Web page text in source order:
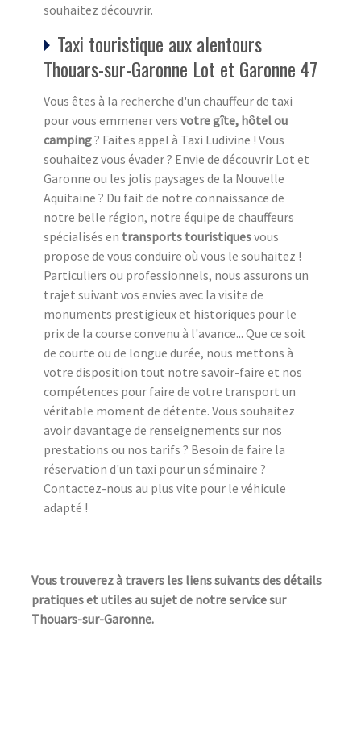
souhaitez découvrir.
Taxi touristique aux alentours
Thouars-sur-Garonne Lot et Garonne 47
Vous êtes à la recherche d'un chauffeur de taxi
pour vous emmener vers votre gîte, hôtel ou
camping? Faites appel à Taxi Ludivine ! Vous
souhaitez vous évader ? Envie de découvrir Lot et
Garonne ou les jolis paysages de la Nouvelle
Aquitaine ? Du fait de notre connaissance de
notre belle région, notre équipe de chauffeurs
spécialisés en transports touristiquesvous
propose de vous conduire où vous le souhaitez !
Particuliers ou professionnels, nous assurons un
trajet suivant vos envies avec la visite de
monuments prestigieux et historiques pour le
prix de la course convenu à l'avance... Que ce soit
de courte ou de longue durée, nous mettons à
votre disposition tout notre savoir-faire et nos
compétences pour faire de votre transport un
véritable moment de détente. Vous souhaitez
avoir davantage de renseignements sur nos
prestations ou nos tarifs ? Besoin de faire la
réservation d'un taxi pour un séminaire ?
Contactez-nous au plus vite pour le véhicule
adapté !
Vous trouverez à travers les liens suivants des détails
pratiques et utiles au sujet de notre service sur
Thouars-sur-Garonne.